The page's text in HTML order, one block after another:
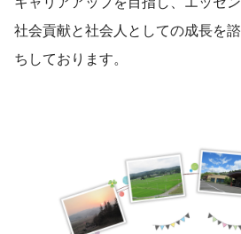
社会貢献と社会人としての成長を
ちしております。